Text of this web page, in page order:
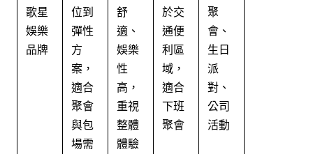
歌星
娛樂
品牌
位到
彈性
方
案，
適合
聚會
與包
場需
舒
適、
娛樂
性
高，
重視
整體
體驗
於交
通便
利區
域，
適合
下班
聚會
聚
會、
生日
派
對、
公司
活動